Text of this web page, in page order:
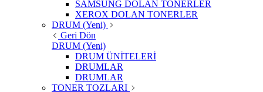
SAMSUNG DOLAN TONERLER
XEROX DOLAN TONERLER
DRUM (Yeni)
Geri Dön
DRUM (Yeni)
DRUM ÜNİTELERİ
DRUMLAR
DRUMLAR
TONER TOZLARI